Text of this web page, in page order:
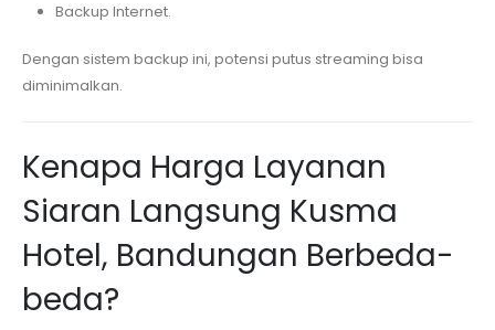
Backup Internet.
Dengan sistem backup ini, potensi putus streaming bisa
diminimalkan.
Kenapa Harga Layanan
Siaran Langsung Kusma
Hotel, Bandungan Berbeda-
beda?